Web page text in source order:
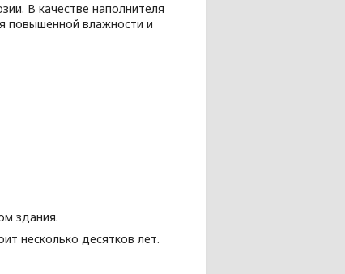
В качестве наполнителя
повышенной влажности и
здания.
несколько десятков лет.